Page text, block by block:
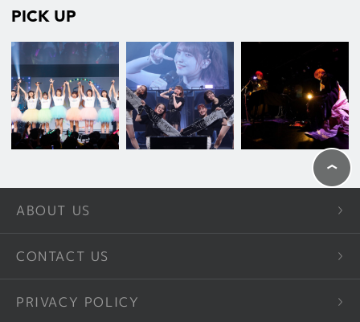
PICK UP
ABOUT US
CONTACT US
PRIVACY POLICY